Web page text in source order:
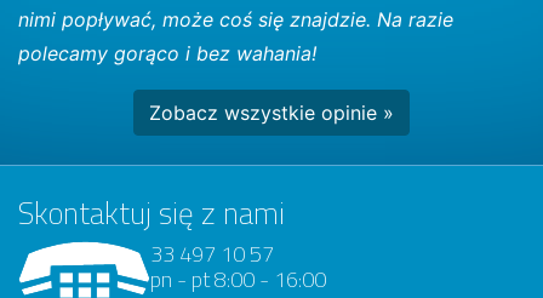
nimi popływać, może coś się znajdzie. Na razie
polecamy gorąco i bez wahania!
Zobacz wszystkie opinie »
Skontaktuj się z nami
33 497 10 57
pn - pt 8:00 - 16:00